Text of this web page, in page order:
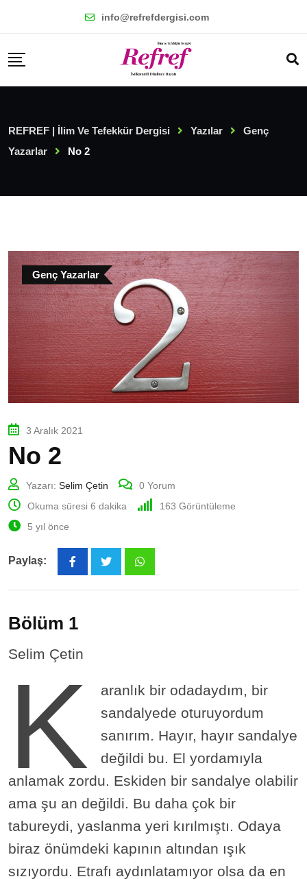
content
info@refrefdergisi.com
REFREF | İlim Ve Tefekkür Dergisi Yazılar
Genç
Yazarlar
No 2
Genç Yazarlar
3 Aralık 2021
No 2
Yazarı: Selim Çetin 0 Yorum
Okuma süresi 6 dakika
163 Görüntüleme
5 yıl önce
Paylaş:
Bölüm 1
Selim Çetin
K
aranlık bir odadaydım, bir
sandalyede oturuyordum
sanırım. Hayır, hayır sandalye
değildi bu. El yordamıyla
anlamak zordu. Eskiden bir sandalye olabilir
ama şu an değildi. Bu daha çok bir
tabureydi, yaslanma yeri kırılmıştı. Odaya
biraz önümdeki kapının altından ışık
sızıyordu. Etrafı aydınlatamıyor olsa da en